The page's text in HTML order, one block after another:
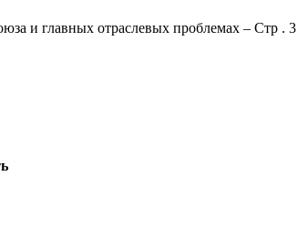
и главных отраслевых проблемах – Стр . 3